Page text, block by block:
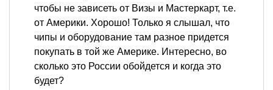
чтобы не зависеть от Визы и Мастеркарт, т.е.
от Америки. Хорошо! Только я слышал, что
чипы и оборудование там разное придется
покупать в той же Америке. Интересно, во
сколько это России обойдется и когда это
будет?